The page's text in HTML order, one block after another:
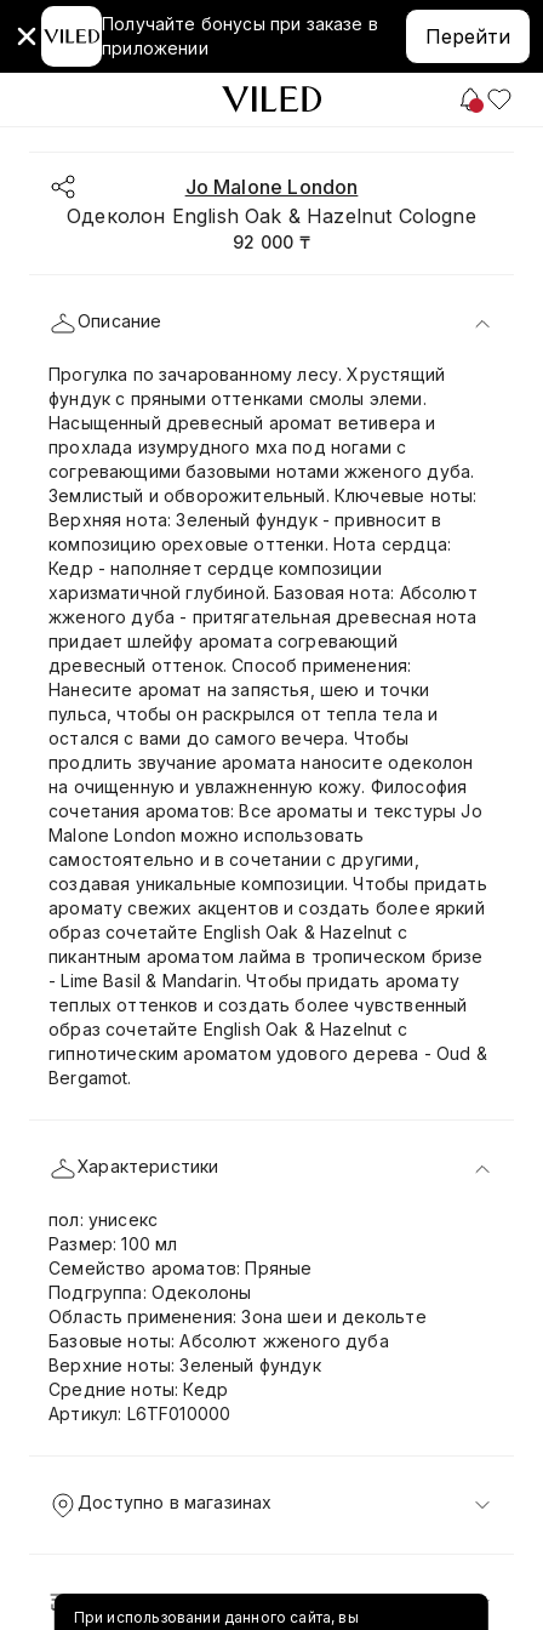
Получайте бонусы при заказе в
приложении
Перейти
Jo Malone London
Одеколон English Oak & Hazelnut Cologne
92 000 ₸
Описание
Прогулка по зачарованному лесу. Хрустящий
фундук с пряными оттенками смолы элеми.
Насыщенный древесный аромат ветивера и
прохлада изумрудного мха под ногами с
согревающими базовыми нотами жженого дуба.
Землистый и обворожительный. Ключевые ноты:
Верхняя нота: Зеленый фундук - привносит в
композицию ореховые оттенки. Нота сердца:
Кедр - наполняет сердце композиции
харизматичной глубиной. Базовая нота: Абсолют
жженого дуба - притягательная древесная нота
придает шлейфу аромата согревающий
древесный оттенок. Способ применения:
Нанесите аромат на запястья, шею и точки
пульса, чтобы он раскрылся от тепла тела и
остался с вами до самого вечера. Чтобы
продлить звучание аромата наносите одеколон
на очищенную и увлажненную кожу. Философия
сочетания ароматов: Все ароматы и текстуры Jo
Malone London можно использовать
самостоятельно и в сочетании с другими,
создавая уникальные композиции. Чтобы придать
аромату свежих акцентов и создать более яркий
образ сочетайте English Oak & Hazelnut с
пикантным ароматом лайма в тропическом бризе
- Lime Basil & Mandarin. Чтобы придать аромату
теплых оттенков и создать более чувственный
образ сочетайте English Oak & Hazelnut с
гипнотическим ароматом удового дерева - Oud &
Bergamot.
Характеристики
пол: унисекс
Размер: 100 мл
Семейство ароматов: Пряные
Подгруппа: Одеколоны
Область применения: Зона шеи и декольте
Базовые ноты: Абсолют жженого дуба
Верхние ноты: Зеленый фундук
Средние ноты: Кедр
Артикул: L6TF010000
Доступно в магазинах
Доставка и возврат
При использовании данного сайта, вы